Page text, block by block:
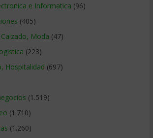
e Informatica (96)
(405)
Moda (47)
(223)
Hospitalidad (697)
(1.519)
(1.710)
(1.260)